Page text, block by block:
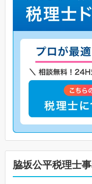
脇坂公平税理士